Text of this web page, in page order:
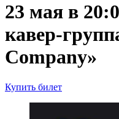
23 мая в
кавер-
Company»
Купить билет